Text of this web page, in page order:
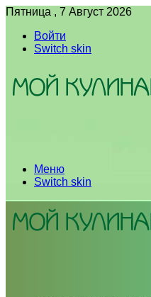
Пятница , 7 Август 2026
Войти
Switch skin
Меню
Switch skin